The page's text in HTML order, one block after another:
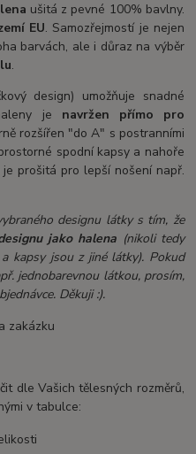
ušitá z pevné 100% bavlny.
EU. Samozřejmostí je nejen
barvách, ale i důraz na výběr
.
design) umožňuje snadné
je navržen přímo pro
rozšířen "do A" s postranními
spodní kapsy a nahoře
prošitá pro lepší nošení např.
designu látky s tím, že
jako halena (nikoli tedy
kapsy jsou z jiné látky). Pokud
jednobarevnou látkou, prosím,
Děkuji :).
dle Vašich tělesných rozměrů,
v tabulce: